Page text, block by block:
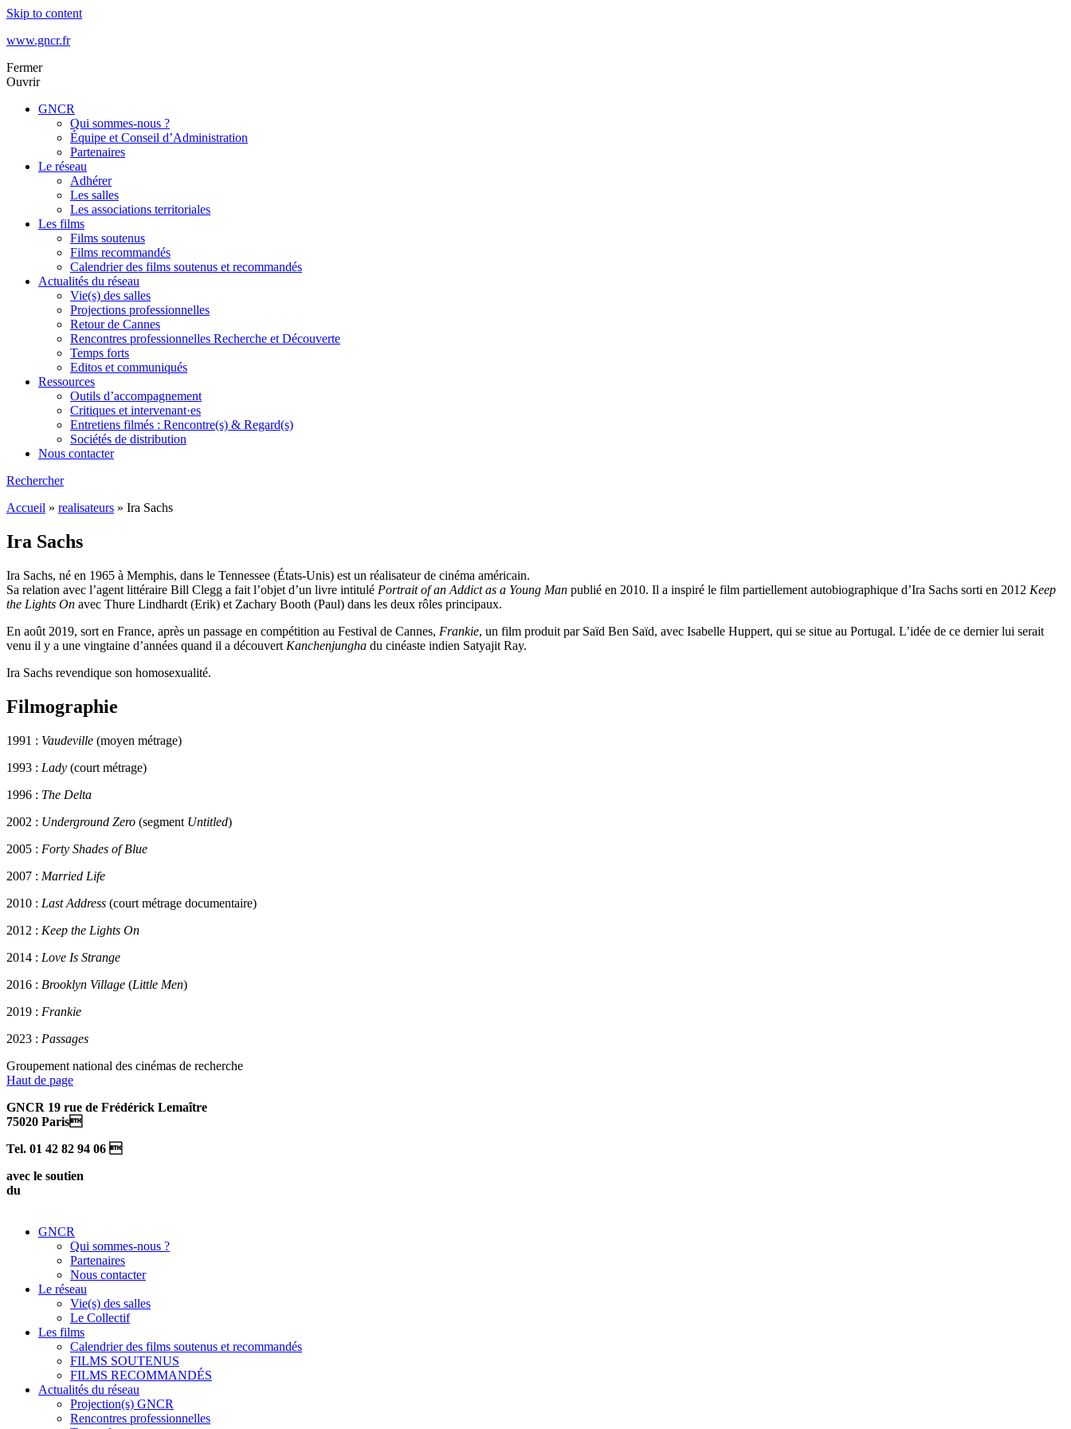
Skip to content
www.gncr.fr
Fermer
Ouvrir
GNCR
Qui sommes-nous ?
Équipe et Conseil d’Administration
Partenaires
Le réseau
Adhérer
Les salles
Les associations territoriales
Les films
Films soutenus
Films recommandés
Calendrier des films soutenus et recommandés
Actualités du réseau
Vie(s) des salles
Projections professionnelles
Retour de Cannes
Rencontres professionnelles Recherche et Découverte
Temps forts
Editos et communiqués
Ressources
Outils d’accompagnement
Critiques et intervenant·es
Entretiens filmés : Rencontre(s) & Regard(s)
Sociétés de distribution
Nous contacter
Rechercher
Accueil » realisateurs » Ira Sachs
Ira Sachs
Ira Sachs, né en 1965 à Memphis, dans le Tennessee (États-Unis) est un réalisateur de cinéma américain.
Sa relation avec l’agent littéraire Bill Clegg a fait l’objet d’un livre intitulé Portrait of an Addict as a Young Man publié en 2010. Il a inspiré le film partiellement autobiographique d’Ira Sachs sorti en 2012 Keep
the Lights On avec Thure Lindhardt (Erik) et Zachary Booth (Paul) dans les deux rôles principaux.
En août 2019, sort en France, après un passage en compétition au Festival de Cannes, Frankie, un film produit par Saïd Ben Saïd, avec Isabelle Huppert, qui se situe au Portugal. L’idée de ce dernier lui serait
venu il y a une vingtaine d’années quand il a découvert Kanchenjungha du cinéaste indien Satyajit Ray.
Ira Sachs revendique son homosexualité.
Filmographie
1991 : Vaudeville (moyen métrage)
1993 : Lady (court métrage)
1996 : The Delta
2002 : Underground Zero (segment Untitled)
2005 : Forty Shades of Blue
2007 : Married Life
2010 : Last Address (court métrage documentaire)
2012 : Keep the Lights On
2014 : Love Is Strange
2016 : Brooklyn Village (Little Men)
2019 : Frankie
2023 : Passages
Groupement national des cinémas de recherche
Haut de page
GNCR 19 rue de Frédérick Lemaître
75020 Paris
Tel. 01 42 82 94 06 
avec le soutien
du
GNCR
Qui sommes-nous ?
Partenaires
Nous contacter
Le réseau
Vie(s) des salles
Le Collectif
Les films
Calendrier des films soutenus et recommandés
FILMS SOUTENUS
FILMS RECOMMANDÉS
Actualités du réseau
Projection(s) GNCR
Rencontres professionnelles